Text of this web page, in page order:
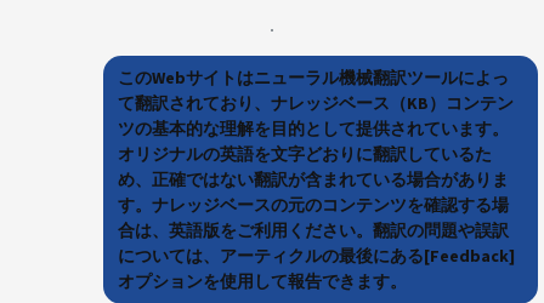
このWebサイトはニューラル機械翻訳ツールによっ
て翻訳されており、ナレッジベース（KB）コンテン
ツの基本的な理解を目的として提供されています。
オリジナルの英語を文字どおりに翻訳しているた
め、正確ではない翻訳が含まれている場合がありま
す。ナレッジベースの元のコンテンツを確認する場
合は、英語版をご利用ください。翻訳の問題や誤訳
については、アーティクルの最後にある[Feedback]
オプションを使用して報告できます。